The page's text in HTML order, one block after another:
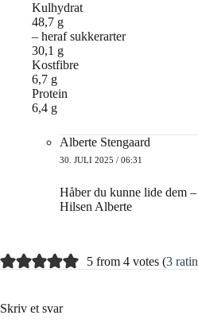
Kulhydrat
48,7 g
– heraf sukkerarter
30,1 g
Kostfibre
6,7 g
Protein
6,4 g
Alberte Stengaard
30. JULI 2025 / 06:31
Håber du kunne lide dem
Hilsen Alberte
5 from 4 votes (3
Skriv et svar